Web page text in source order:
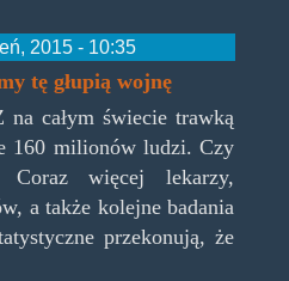
2015 - 10:35
tę głupią wojnę
na całym świecie trawką
160 milionów ludzi. Czy
więcej lekarzy,
a także kolejne badania
przekonują, że